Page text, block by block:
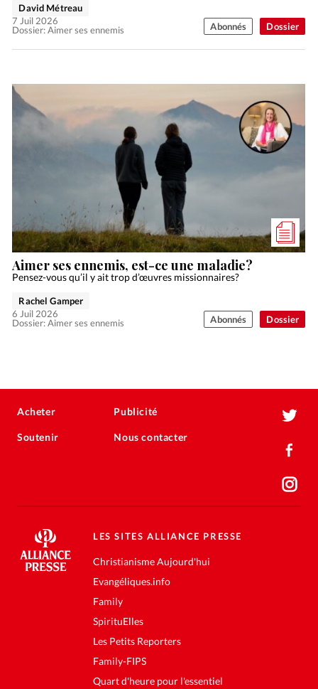
Dossier
Dossier: Aimer ses ennemis
David Métreau
7 Juil 2026
Abonnés
Dossier
Aimer ses ennemis, est-ce une maladie?
Pensez-vous qu’il y ait trop d’œuvres missionnaires?
Dossier: Aimer ses ennemis
Rachel Gamper
6 Juil 2026
Abonnés
Acheter
Soutenir
Publicité
Nous contacter
LES SITES ALLIANCE PRESSE
Christianisme Aujourd'hui
Evangéliques.info
Family
SpirituElles
Les Petits Reporters
Family-FIPS
Quart d'heure pour l'essentiel